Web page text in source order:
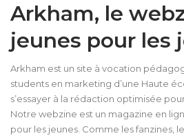
Arkham, le
jeunes pour les
Arkham est un site à vocation
students en marketing d’une Haute
s’essayer à la rédaction optimisée
Notre webzine est un magazine en
pour les jeunes. Comme les fanzines,